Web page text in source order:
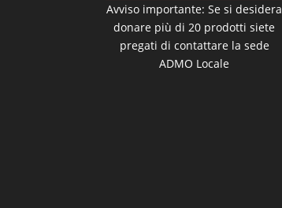
Avviso importante: Se si desidera
donare più di 20 prodotti siete
pregati di contattare la sede
ADMO Locale